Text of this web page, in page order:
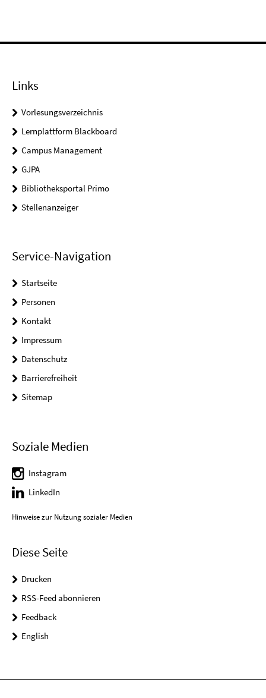
Links
Vorlesungsverzeichnis
Lernplattform Blackboard
Campus Management
GJPA
Bibliotheksportal Primo
Stellenanzeiger
Service-Navigation
Startseite
Personen
Kontakt
Impressum
Datenschutz
Barrierefreiheit
Sitemap
Soziale Medien
Instagram
LinkedIn
Hinweise zur Nutzung sozialer Medien
Diese Seite
Drucken
RSS-Feed abonnieren
Feedback
English